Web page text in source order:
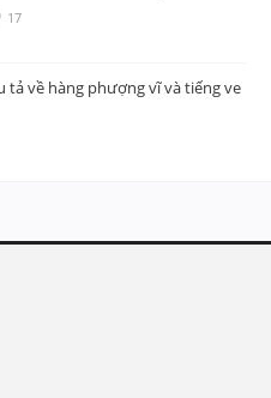
17
tả về hàng phượng vĩ và tiếng ve